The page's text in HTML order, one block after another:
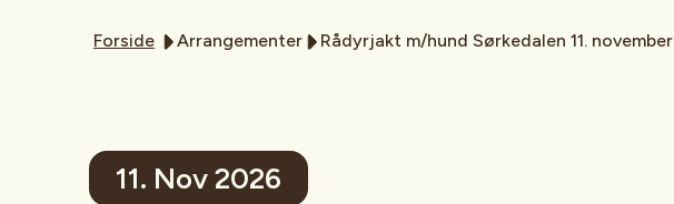
Forside Arrangementer Rådyrjakt m/hund Sørkedalen 11. november
11. Nov 2026